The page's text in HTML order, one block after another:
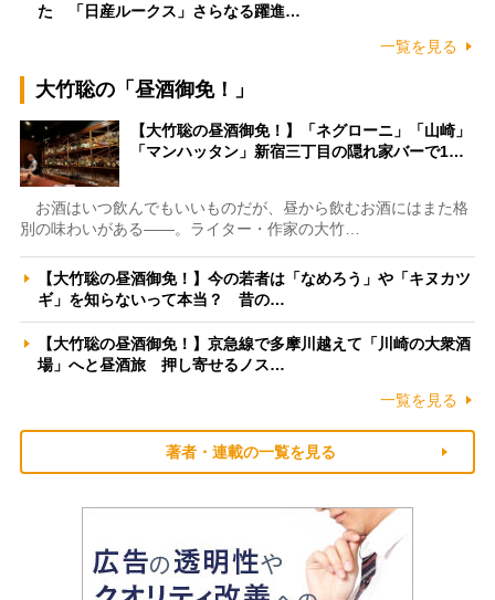
た 「日産ルークス」さらなる躍進…
一覧を見る
大竹聡の「昼酒御免！」
【大竹聡の昼酒御免！】「ネグローニ」「山崎」
「マンハッタン」新宿三丁目の隠れ家バーで1…
お酒はいつ飲んでもいいものだが、昼から飲むお酒にはまた格
別の味わいがある――。ライター・作家の大竹…
【大竹聡の昼酒御免！】今の若者は「なめろう」や「キヌカツ
ギ」を知らないって本当？ 昔の…
【大竹聡の昼酒御免！】京急線で多摩川越えて「川崎の大衆酒
場」へと昼酒旅 押し寄せるノス…
一覧を見る
著者・連載の一覧を見る